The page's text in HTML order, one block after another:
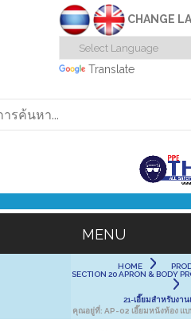
CHANGE
Translate
HOME
SECTION 20 APRON & BODY
21-เอี๊ยมสำหรับงาน
คุณอยู่ที่: AP-02 เอี๊ยมหนังท้อง แบ